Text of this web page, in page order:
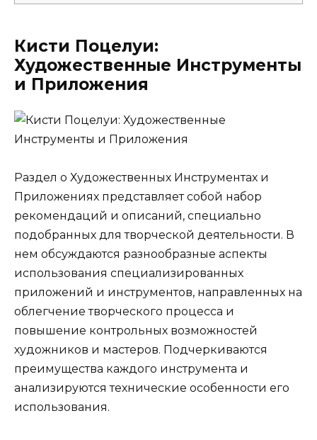
Кисти Поцелуи:
Художественные Инструменты
и Приложения
Раздел о Художественных Инструментах и
Приложениях представляет собой набор
рекомендаций и описаний, специально
подобранных для творческой деятельности. В
нем обсуждаются разнообразные аспекты
использования специализированных
приложений и инструментов, направленных на
облегчение творческого процесса и
повышение контрольных возможностей
художников и мастеров. Подчеркиваются
преимущества каждого инструмента и
анализируются технические особенности его
использования.